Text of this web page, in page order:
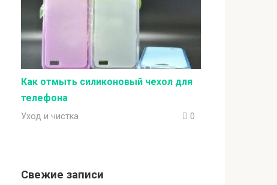
Как отмыть силиконовый чехол для
телефона
Уход и чистка 0
Свежие записи